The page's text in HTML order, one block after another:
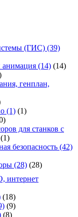
(ГИС) (39)
анимация (14) (14)
генплан,
(1) (1)
для станков с
(1)
безопасность (42)
(28) (28)
интернет
(18)
(9)
(8)